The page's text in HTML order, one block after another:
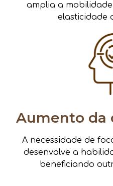
amplia a
elasticidade
Aumento da
A necessidade de
desenvolve a
beneficiando